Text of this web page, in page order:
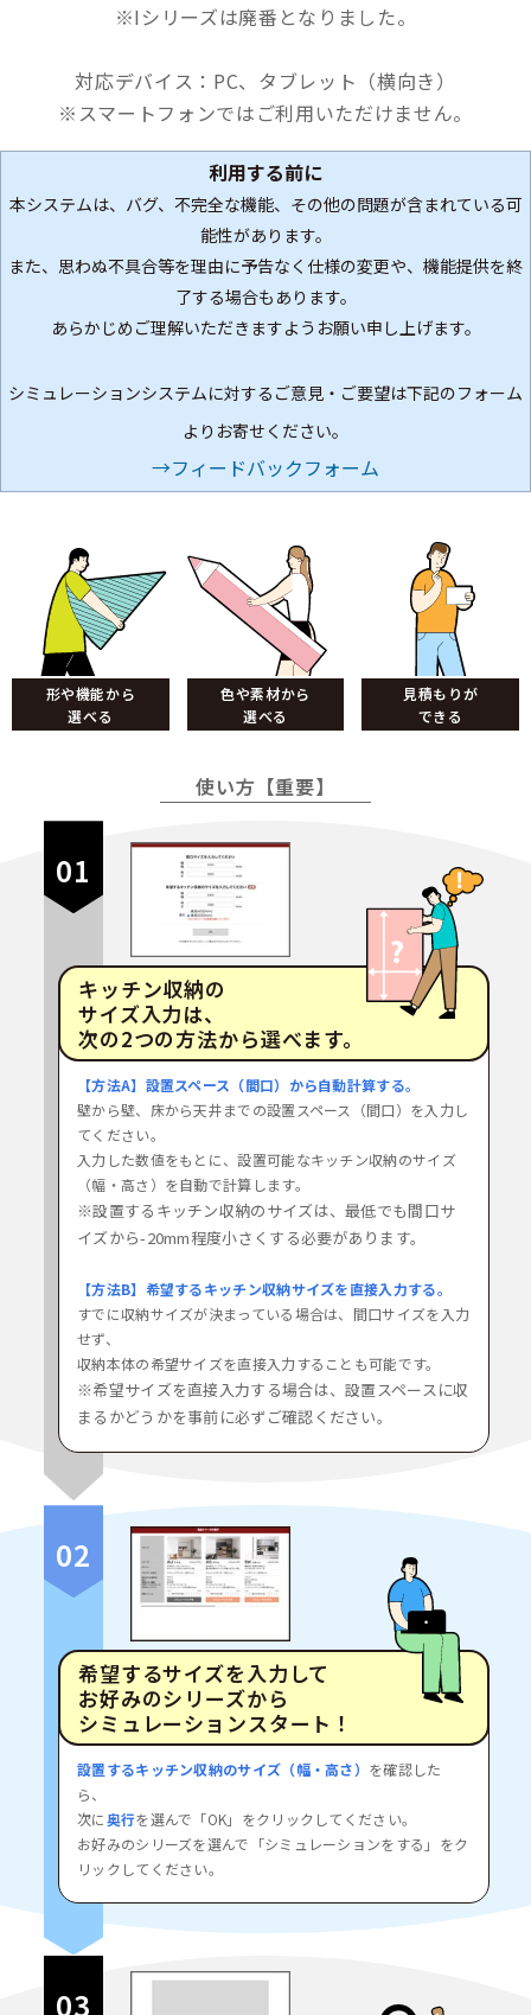
※Iシリーズは廃番となりました。
対応デバイス： PC、タブレット（横向き）
※スマートフォンではご利用いただけません。
利用する前に
本システムは、バグ、不完全な機能、その他の問題が含まれている可
能性があります。
また、思わぬ不具合等を理由に予告なく仕様の変更や、機能提供を終
了する場合もあります。
あらかじめご理解いただきますようお願い申し上げます。
シミュレーションシステムに対するご意見・ご要望は下記のフォーム
よりお寄せください。
→フィードバックフォーム
形や機能から
選べる
色や素材から
選べる
見積もりが
できる
使い方【重要】
01
キッチン収納の
サイズ入力は、
次の2つの方法から選べます。
【方法A】設置スペース（間口）から自動計算する。
壁から壁、床から天井までの設置スペース（間口）を入力し
てください。
入力した数値をもとに、設置可能なキッチン収納のサイズ
（幅・高さ）を自動で計算します。
※設置するキッチン収納のサイズは、最低でも間口サ
イズから-20mm程度小さくする必要があります。
【方法B】希望するキッチン収納サイズを直接入力する。
すでに収納サイズが決まっている場合は、間口サイズを入力
せず、
収納本体の希望サイズを直接入力することも可能です。
※希望サイズを直接入力する場合は、設置スペースに収
まるかどうかを事前に必ずご確認ください。
02
希望するサイズを入力して
お好みのシリーズから
シミュレーションスタート！
設置するキッチン収納のサイズ（幅・高さ） を確認した
ら、
次に奥行を選んで「OK」をクリックしてください。
お好みのシリーズを選んで「シミュレーションをする」をク
リックしてください。
03